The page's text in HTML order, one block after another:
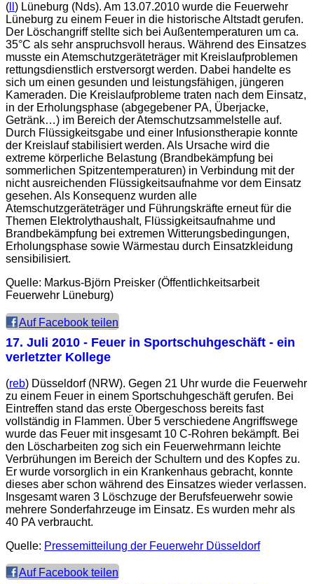
( ) Lüneburg (Nds). Am 13.07.2010 wurde die Feuerwehr
Lüneburg zu einem Feuer in die historische Altstadt gerufen.
Der Löschangriff stellte sich bei Außentemperaturen um ca.
35°C als sehr anspruchsvoll heraus. Während des Einsatzes
musste ein Atemschutzgeräteträger mit Kreislaufproblemen
rettungsdienstlich erstversorgt werden. Dabei handelte es
sich um einen gesunden und leistungsfähigen, jüngeren
Kameraden. Die Kreislaufprobleme traten nach dem Einsatz,
in der Erholungsphase (abgegebener PA, Überjacke,
Getränk…) im Bereich der Atemschutzsammelstelle auf.
Durch Flüssigkeitsgabe und einer Infusionstherapie konnte
der Kreislauf stabilisiert werden. Als Ursache wird die
extreme körperliche Belastung (Brandbekämpfung bei
sommerlichen Spitzentemperaturen) in Verbindung mit der
nicht ausreichenden Flüssigkeitsaufnahme vor dem Einsatz
gesehen. Als Konsequenz wurden alle
Atemschutzgeräteträger und Führungskräfte erneut für die
Themen Elektrolythaushalt, Flüssigkeitsaufnahme und
Brandbekämpfung bei extremen Witterungsbedingungen,
Erholungsphase sowie Wärmestau durch Einsatzkleidung
sensibilisiert.
Quelle: Markus-Björn Preisker (Öffentlichkeitsarbeit
Feuerwehr Lüneburg)
Auf Facebook teilen
17. Juli 2010 - Feuer in Sportschuhgeschäft - ein
verletzter Kollege
(reb) Düsseldorf (NRW). Gegen 21 Uhr wurde die Feuerwehr
zu einem Feuer in einem Sportschuhgeschäft gerufen. Bei
Eintreffen stand das erste Obergeschoss bereits fast
vollständig in Flammen. Über 5 verschiedene Angriffswege
wurde das Feuer mit insgesamt 10 C-Rohren bekämpft. Bei
den Löscharbeiten zog sich ein Feuerwehrmann leichte
Verbrühungen im Bereich der Schultern und des Kopfes zu.
Er wurde vorsorglich in ein Krankenhaus gebracht, konnte
dieses aber schon während des Einsatzes wieder verlassen.
Insgesamt waren 3 Löschzuge der Berufsfeuerwehr sowie
mehrere Sonderfahrzeuge im Einsatz. Es wurden mehr als
40 PA verbraucht.
Quelle: Pressemitteilung der Feuerwehr Düsseldorf
Auf Facebook teilen